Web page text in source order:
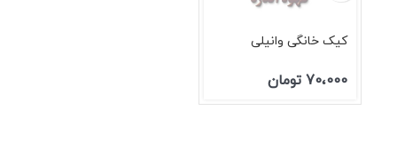
کیک خانگی وانیلی
70،000 تومان